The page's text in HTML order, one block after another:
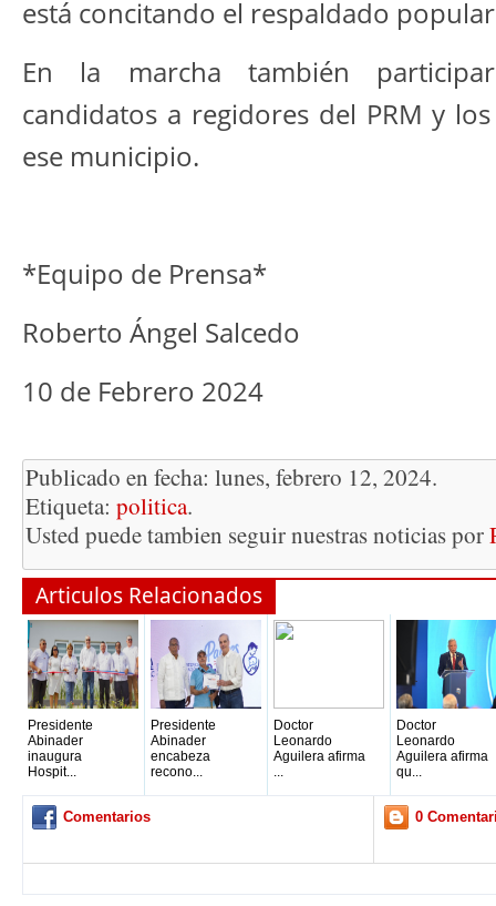
está concitando el respaldado
En la marcha también
candidatos a regidores del PRM y
ese municipio.
*Equipo de Prensa*
Roberto Ángel Salcedo
10 de Febrero 2024
Publicado en fecha: lunes, febrero 12, 2024.
Etiqueta: politica.
Usted puede tambien seguir nuestras noticias por
Articulos Relacionados
Presidente
Abinader
inaugura
Hospit...
Presidente
Abinader
encabeza
recono...
Doctor
Leonardo
Aguilera afirma
...
Doctor
Leonardo
Aguilera afirma
qu...
Comentarios 0